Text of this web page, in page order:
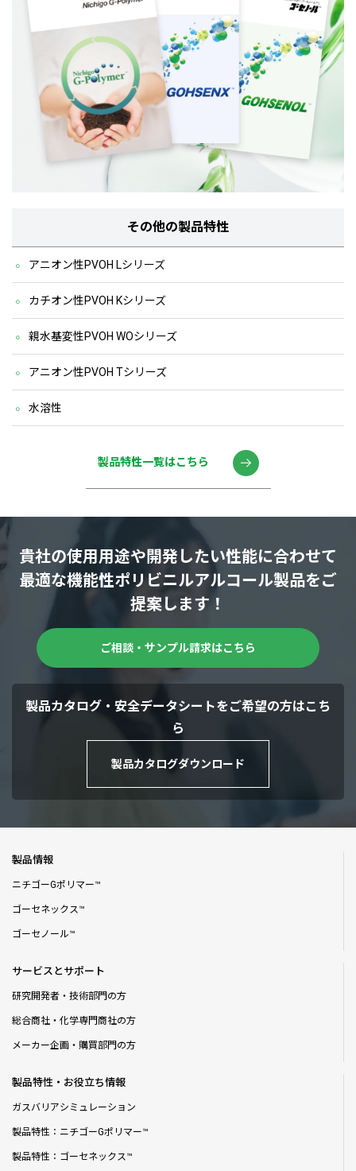
その他の製品特性
アニオン性PVOH Lシリーズ
カチオン性PVOH Kシリーズ
親水基変性PVOH WOシリーズ
アニオン性PVOH Tシリーズ
水溶性
製品特性一覧はこちら
貴社の使用用途や開発したい性能に合わせて
最適な機能性ポリビニルアルコール製品をご
提案します！
ご相談・サンプル請求はこちら
製品カタログ・安全データシートをご希望の方はこち
ら
製品カタログダウンロード
製品情報
ニチゴーGポリマー™
ゴーセネックス™
ゴーセノール™
サービスとサポート
研究開発者・技術部門の方
総合商社・化学専門商社の方
メーカー企画・購買部門の方
製品特性・お役立ち情報
ガスバリアシミュレーション
製品特性：ニチゴーGポリマー™
製品特性：ゴーセネックス™